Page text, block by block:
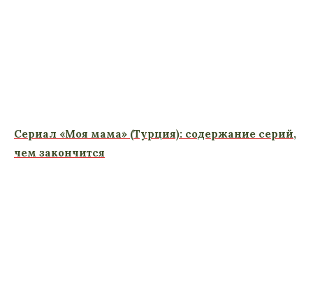
Сериал «Моя мама» (Турция): содержание серий,
чем закончится